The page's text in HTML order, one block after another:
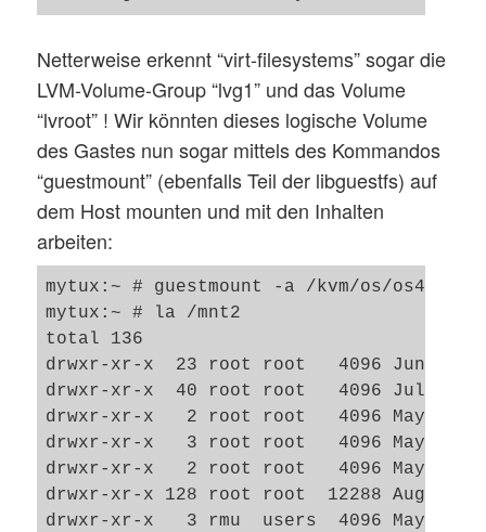
Netterweise erkennt “virt-filesystems” sogar die
LVM-Volume-Group “lvg1” und das Volume
“lvroot” ! Wir könnten dieses logische Volume
des Gastes nun sogar mittels des Kommandos
“guestmount” (ebenfalls Teil der libguestfs) auf
dem Host mounten und mit den Inhalten
arbeiten:
mytux:~ # guestmount -a /kvm/os/
mytux:~ # la /mnt2
total 136
drwxr-xr-x  23 root root   4096 Jun  7
drwxr-xr-x  40 root root   4096 Jul 25
drwxr-xr-x   2 root root   4096 May 14
drwxr-xr-x   3 root root   4096 May 14
drwxr-xr-x   2 root root   4096 May 14
drwxr-xr-x 128 root root  12288 Aug  4
drwxr-xr-x   3 rmu  users  4096 May 28